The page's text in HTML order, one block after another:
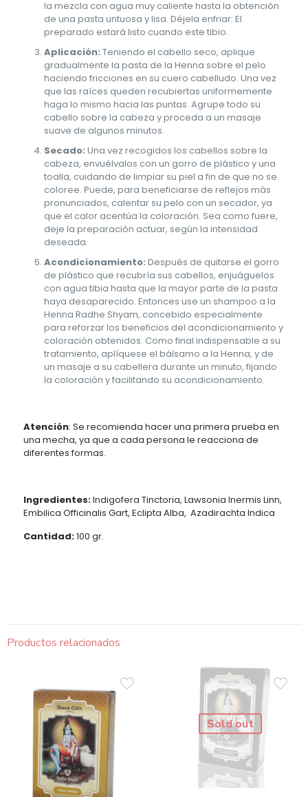
la mezcla con agua muy caliente hasta la obtención
de una pasta untuosa y lisa. Déjela enfriar: El
preparado estará listo cuando este tibio.
Aplicación: Teniendo el cabello seco, aplique
gradualmente la pasta de la Henna sobre el pelo
haciendo fricciones en su cuero cabelludo. Una vez
que las raíces queden recubiertas uniformemente
haga lo mismo hacia las puntas. Agrupe todo su
cabello sobre la cabeza y proceda a un masaje
suave de algunos minutos.
Secado: Una vez recogidos los cabellos sobre la
cabeza, envuélvalos con un gorro de plástico y una
toalla, cuidando de limpiar su piel a fin de que no se
coloree. Puede, para beneficiarse de reflejos más
pronunciados, calentar su pelo con un secador, ya
que el calor acentúa la coloración. Sea como fuere,
deje la preparación actuar, según la intensidad
deseada.
Acondicionamiento: Después de quitarse el gorro
de plástico que recubría sus cabellos, enjuáguelos
con agua tibia hasta que la mayor parte de la pasta
haya desaparecido. Entonces use un shampoo a la
Henna Radhe Shyam, concebido especialmente
para reforzar los beneficios del acondicionamiento y
coloración obtenidos. Como final indispensable a su
tratamiento, aplíquese el bálsamo a la Henna, y de
un masaje a su cabellera durante un minuto, fijando
la coloración y facilitando su acondicionamiento.
Atención: Se recomienda hacer una primera prueba en
una mecha, ya que a cada persona le reacciona de
diferentes formas.
Ingredientes:Indigofera Tinctoria, Lawsonia Inermis Linn,
Embilica Officinalis Gart, Eclipta Alba, Azadirachta Indica
Cantidad:100 gr.
Productos relacionados
Sold out